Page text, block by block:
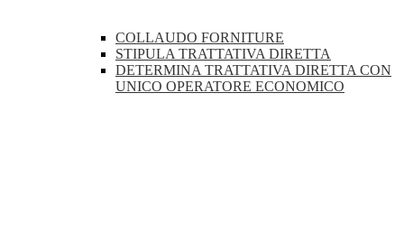
COLLAUDO FORNITURE
STIPULA TRATTATIVA DIRETTA
DETERMINA TRATTATIVA DIRETTA CON
UNICO OPERATORE ECONOMICO